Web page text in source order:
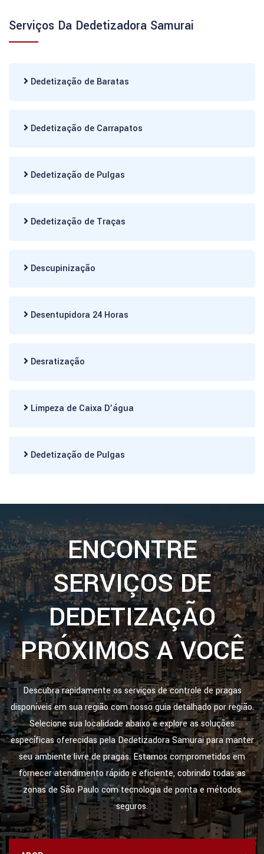
Serviços Da Dedetizadora Samurai
Dedetização de Baratas
Dedetização de Carrapatos
Dedetização de Pulgas
Dedetização de Traças
Descupinização
Desentupidora 24 Horas
Desratização
Limpeza de Caixa D’água
Dedetização de Pulgas
ENCONTRE
SERVIÇOS DE
DEDETIZAÇÃO
PRÓXIMOS A VOCÊ
Descubra rapidamente os serviços de controle de pragas
disponíveis em sua região com nosso guia detalhado por região.
Selecione sua localidade abaixo e explore as soluções
específicas oferecidas pela Dedetizadora Samurai para manter
seu ambiente livre de pragas. Estamos comprometidos em
fornecer atendimento rápido e eficiente, cobrindo todas as
zonas de São Paulo com tecnologia de ponta e métodos
seguros.